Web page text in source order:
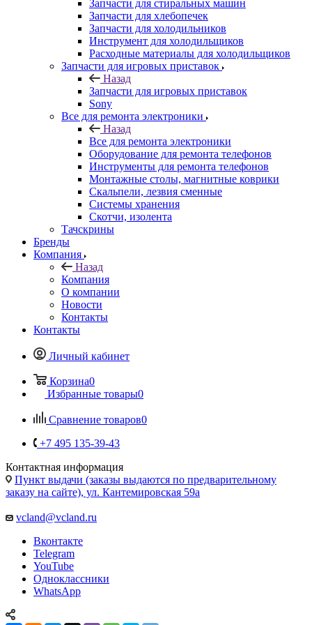
Запчасти для стиральных машин
Запчасти для хлебопечек
Запчасти для холодильников
Инструмент для холодильщиков
Расходные материалы для холодильщиков
Запчасти для игровых приставок
Назад
Запчасти для игровых приставок
Sony
Все для ремонта электроники
Назад
Все для ремонта электроники
Оборудование для ремонта телефонов
Инструменты для ремонта телефонов
Монтажные столы, магнитные коврики
Скальпели, лезвия сменные
Системы хранения
Скотчи, изолента
Тачскрины
Бренды
Компания
Назад
Компания
О компании
Новости
Контакты
Контакты
Личный кабинет
Корзина0
Избранные товары0
Сравнение товаров0
+7 495 135-39-43
Контактная информация
Пункт выдачи (заказы выдаются по предварительному
заказу на сайте), ул. Кантемировская 59а
vcland@vcland.ru
Вконтакте
Telegram
YouTube
Одноклассники
WhatsApp